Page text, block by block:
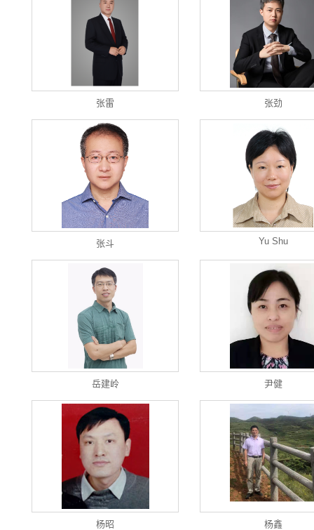
张雷 张劲
张斗 Yu Shu
岳建岭 尹健
杨昭 杨鑫